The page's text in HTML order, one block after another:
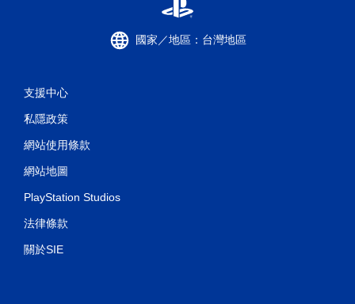
國家／地區：台灣地區
支援中心
私隱政策
網站使用條款
網站地圖
PlayStation Studios
法律條款
關於SIE